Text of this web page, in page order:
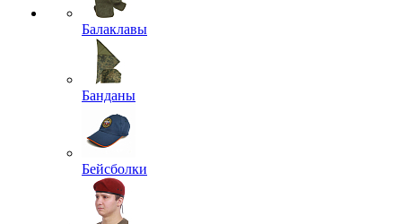
Балаклавы
Банданы
Бейсболки